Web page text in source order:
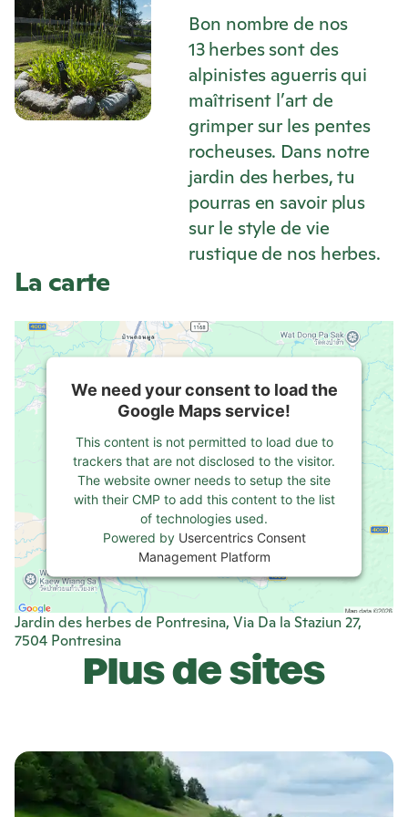
Bon nombre de nos
13 herbes sont des
alpinistes aguerris qui
maîtrisent l’art de
grimper sur les pentes
rocheuses. Dans notre
jardin des herbes, tu
pourras en savoir plus
sur le style de vie
rustique de nos herbes.
La carte
We need your consent to load the
Google Maps service!
This content is not permitted to load due to
trackers that are not disclosed to the visitor.
The website owner needs to setup the site
with their CMP to add this content to the list
of technologies used.
Powered by Usercentrics Consent
Management Platform
Jardin des herbes de Pontresina, Via Da la Staziun 27,
7504 Pontresina
Plus de sites
E
n